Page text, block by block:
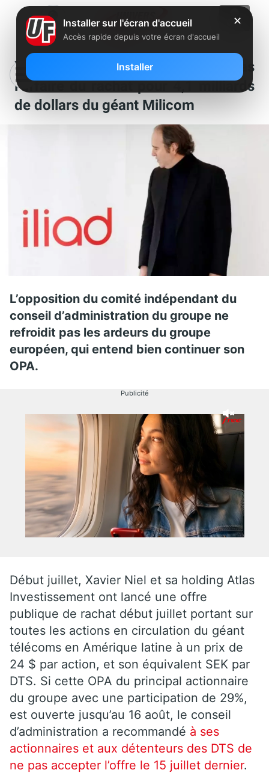
Xavier Niel et Iliad ne lâchent pas
l’affaire du rachat pour 4,1 milliards
de dollars du géant Milicom
L’opposition du comité indépendant du
conseil d’administration du groupe ne
refroidit pas les ardeurs du groupe
européen, qui entend bien continuer son
OPA.
Publicité
Début juillet, Xavier Niel et sa holding Atlas
Investissement ont lancé une offre
publique de rachat début juillet portant sur
toutes les actions en circulation du géant
télécoms en Amérique latine à un prix de
24 $ par action, et son équivalent SEK par
DTS. Si cette OPA du principal actionnaire
du groupe avec une participation de 29%,
est ouverte jusqu’au 16 août, le conseil
d’administration a recommandé à ses
actionnaires et aux détenteurs des DTS de
ne pas accepter l’offre le 15 juillet dernier.
✕
Installer sur l'écran d'accueil
Accès rapide depuis votre écran d'accueil
Installer